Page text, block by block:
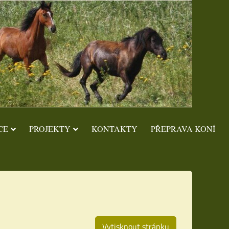
PROJEKTY KONTAKTY PŘEPRAVA KONÍ
Vytisknout stránku